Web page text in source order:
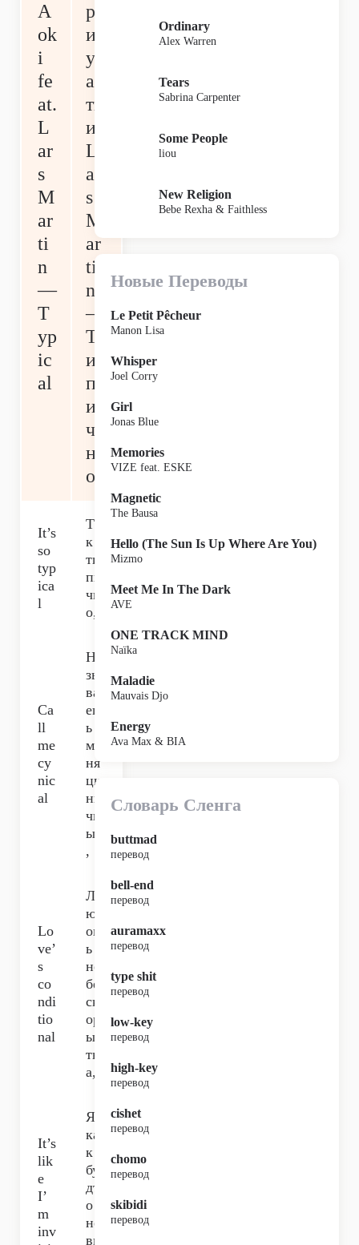
A
ok
i
fe
at.
L
ar
s
M
ar
ti
n
—
T
yp
ic
al
р
и
уч
ас
ти
и
L
ar
s
M
ar
ti
n
—
Т
и
п
и
ч
н
о
It’s
so
typ
ica
l
Та
к
ти
пи
чн
о,
Ca
ll
me
cy
nic
al
На
зы
ва
еш
ь
ме
ня
ци
ни
чн
ым
,
Lo
ve’
s
co
ndi
tio
nal
Л
юб
ов
ь
не
бе
ск
ор
ыс
тн
а,
It’s
lik
e
I’
m
inv
Я
ка
к
бу
дт
о
не
ви
Ordinary
Alex Warren
Tears
Sabrina Carpenter
Some People
liou
New Religion
Bebe Rexha & Faithless
Новые Переводы
Le Petit Pêcheur
Manon Lisa
Whisper
Joel Corry
Girl
Jonas Blue
Memories
VIZE feat. ESKE
Magnetic
The Bausa
Hello (The Sun Is Up Where Are You)
Mizmo
Meet Me In The Dark
AVE
ONE TRACK MIND
Naïka
Maladie
Mauvais Djo
Energy
Ava Max & BIA
Словарь Сленга
buttmad
перевод
bell-end
перевод
auramaxx
перевод
type shit
перевод
low-key
перевод
high-key
перевод
cishet
перевод
chomo
перевод
skibidi
перевод